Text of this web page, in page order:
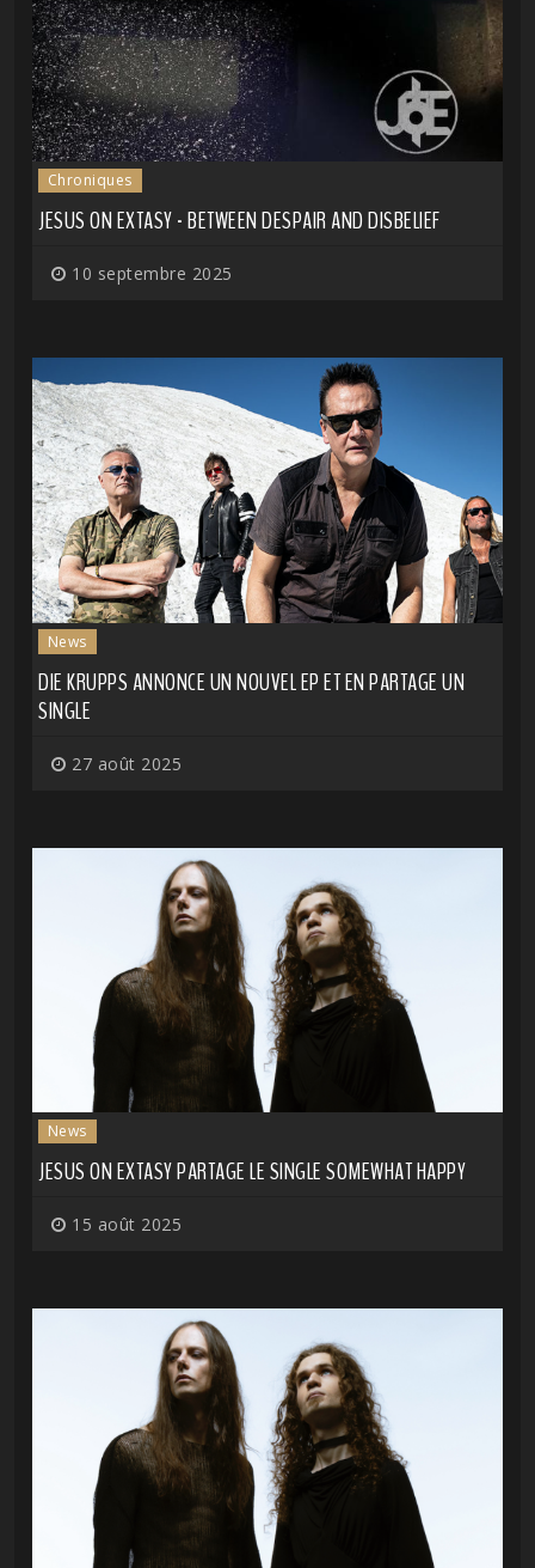
Chroniques
JESUS ON EXTASY - BETWEEN DESPAIR AND DISBELIEF
10 septembre 2025
News
DIE KRUPPS ANNONCE UN NOUVEL EP ET EN PARTAGE UN
SINGLE
27 août 2025
News
JESUS ON EXTASY PARTAGE LE SINGLE SOMEWHAT HAPPY
15 août 2025